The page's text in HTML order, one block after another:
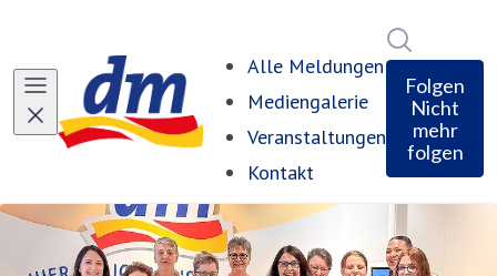
Alle Meldungen
Mediengalerie
Veranstaltungen
Kontakt
Folgen
Nicht
mehr
folgen